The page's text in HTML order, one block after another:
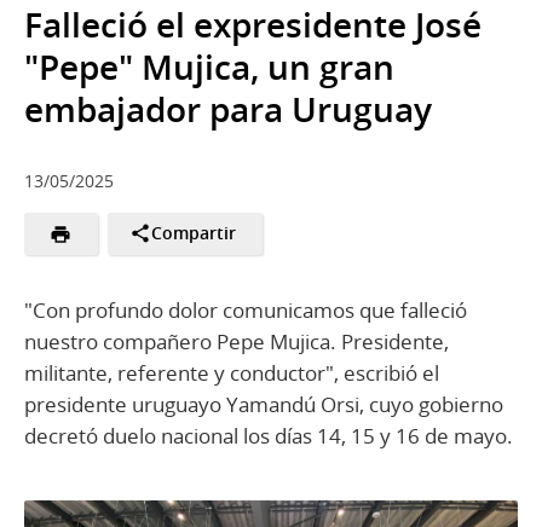
Falleció el expresidente José
"Pepe" Mujica, un gran
embajador para Uruguay
13/05/2025
Compartir
"Con profundo dolor comunicamos que falleció
nuestro compañero Pepe Mujica. Presidente,
militante, referente y conductor", escribió el
presidente uruguayo Yamandú Orsi, cuyo gobierno
decretó duelo nacional los días 14, 15 y 16 de mayo.